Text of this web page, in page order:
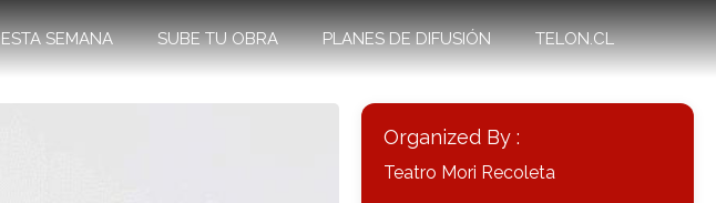
ESTA SEMANA SUBE TU OBRA PLANES DE DIFUSIÓN TELON.CL
Organized By :
Teatro Mori Recoleta